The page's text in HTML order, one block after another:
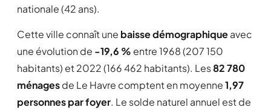
nationale (42 ans).
Cette ville connaît une baisse démographiqueavec
une évolution de -19,6 % entre 1968 (207 150
habitants) et 2022 (166 462 habitants). Les82 780
ménagesde Le Havre comptent en moyenne1,97
personnes par foyer. Le solde naturel annuel est de